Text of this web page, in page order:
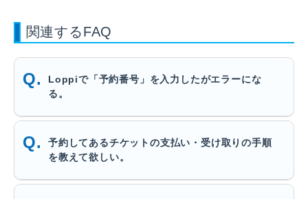
関連するFAQ
Loppiで「予約番号」を入力したがエラーにな
る。
予約してあるチケットの支払い・受け取りの手順
を教えて欲しい。